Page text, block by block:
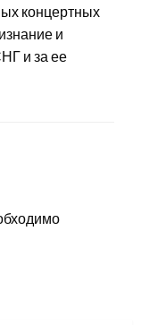
концертных
и
и за ее